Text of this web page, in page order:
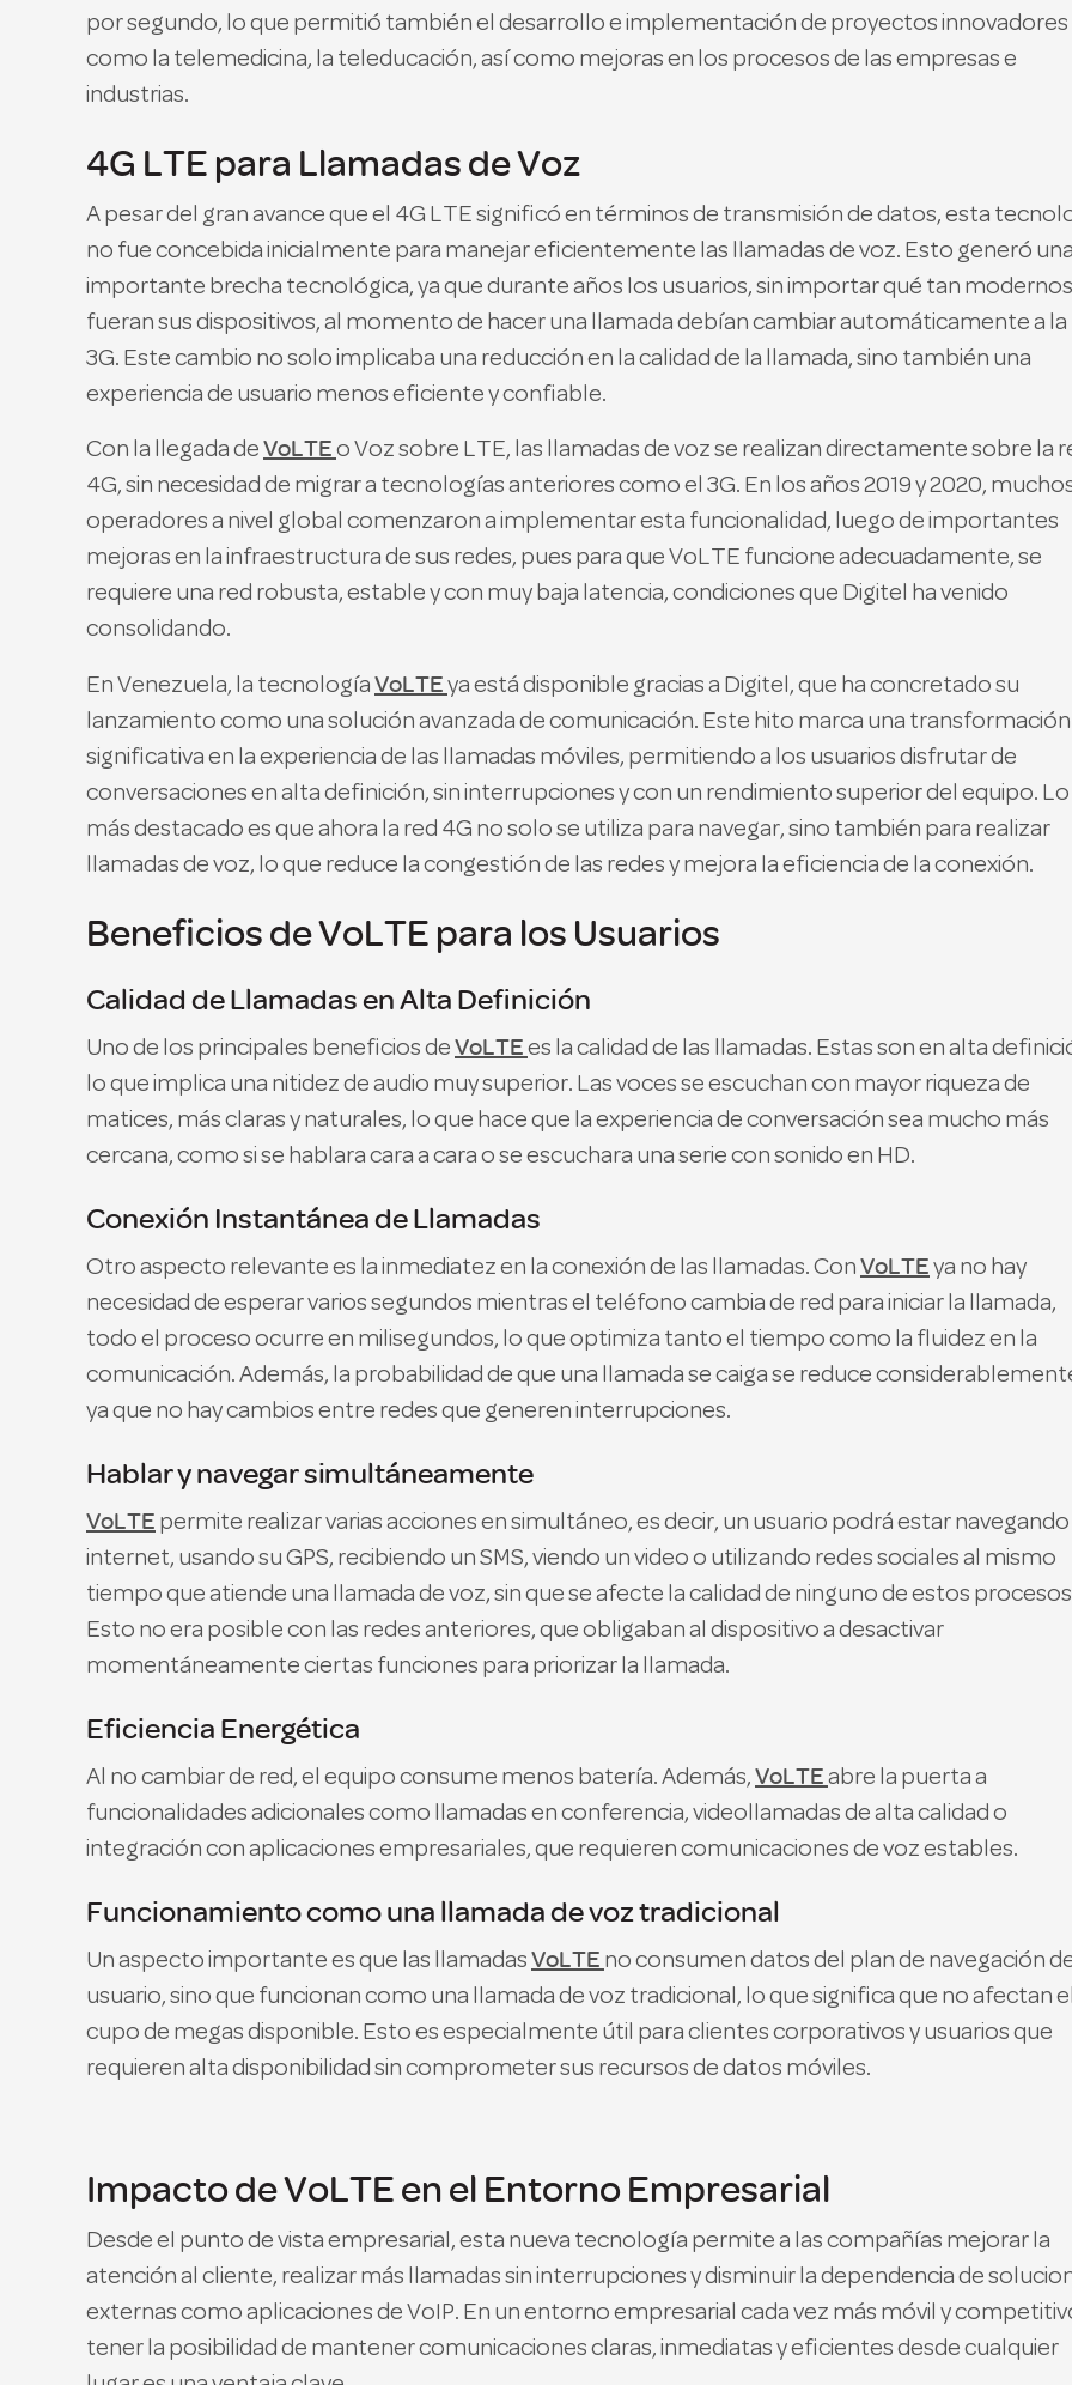
por segundo, lo que permitió también el desarrollo e implementación de proyectos innovadores
como la telemedicina, la teleducación, así como mejoras en los procesos de las empresas e
industrias.
4G LTE para Llamadas de Voz
A pesar del gran avance que el 4G LTE significó en términos de transmisión de datos, esta
no fue concebida inicialmente para manejar eficientemente las llamadas de voz. Esto generó
importante brecha tecnológica, ya que durante años los usuarios, sin importar qué tan modernos
fueran sus dispositivos, al momento de hacer una llamada debían cambiar automáticamente a la
3G. Este cambio no solo implicaba una reducción en la calidad de la llamada, sino también una
experiencia de usuario menos eficiente y confiable.
Con la llegada de VoLTE o Voz sobre LTE, las llamadas de voz se realizan directamente sobre la
4G, sin necesidad de migrar a tecnologías anteriores como el 3G. En los años 2019 y 2020,
operadores a nivel global comenzaron a implementar esta funcionalidad, luego de importantes
mejoras en la infraestructura de sus redes, pues para que VoLTE funcione adecuadamente, se
requiere una red robusta, estable y con muy baja latencia, condiciones que Digitel ha venido
consolidando.
En Venezuela, la tecnología VoLTE ya está disponible gracias a Digitel, que ha concretado su
lanzamiento como una solución avanzada de comunicación. Este hito marca una transformación
significativa en la experiencia de las llamadas móviles, permitiendo a los usuarios disfrutar de
conversaciones en alta definición, sin interrupciones y con un rendimiento superior del equipo. Lo
más destacado es que ahora la red 4G no solo se utiliza para navegar, sino también para realizar
llamadas de voz, lo que reduce la congestión de las redes y mejora la eficiencia de la conexión.
Beneficios de VoLTE para los Usuarios
Calidad de Llamadas en Alta Definición
Uno de los principales beneficios de VoLTE es la calidad de las llamadas. Estas son en alta
lo que implica una nitidez de audio muy superior. Las voces se escuchan con mayor riqueza de
matices, más claras y naturales, lo que hace que la experiencia de conversación sea mucho más
cercana, como si se hablara cara a cara o se escuchara una serie con sonido en HD.
Conexión Instantánea de Llamadas
Otro aspecto relevante es la inmediatez en la conexión de las llamadas. Con VoLTE ya no hay
necesidad de esperar varios segundos mientras el teléfono cambia de red para iniciar la llamada,
todo el proceso ocurre en milisegundos, lo que optimiza tanto el tiempo como la fluidez en la
comunicación. Además, la probabilidad de que una llamada se caiga se reduce
ya que no hay cambios entre redes que generen interrupciones.
Hablar y navegar simultáneamente
VoLTE permite realizar varias acciones en simultáneo, es decir, un usuario podrá estar
internet, usando su GPS, recibiendo un SMS, viendo un video o utilizando redes sociales al mismo
tiempo que atiende una llamada de voz, sin que se afecte la calidad de ninguno de estos
Esto no era posible con las redes anteriores, que obligaban al dispositivo a desactivar
momentáneamente ciertas funciones para priorizar la llamada.
Eficiencia Energética
Al no cambiar de red, el equipo consume menos batería. Además, VoLTE abre la puerta a
funcionalidades adicionales como llamadas en conferencia, videollamadas de alta calidad o
integración con aplicaciones empresariales, que requieren comunicaciones de voz estables.
Funcionamiento como una llamada de voz tradicional
Un aspecto importante es que las llamadas VoLTE no consumen datos del plan de navegación
usuario, sino que funcionan como una llamada de voz tradicional, lo que significa que no afectan
cupo de megas disponible. Esto es especialmente útil para clientes corporativos y usuarios que
requieren alta disponibilidad sin comprometer sus recursos de datos móviles.
Impacto de VoLTE en el Entorno Empresarial
Desde el punto de vista empresarial, esta nueva tecnología permite a las compañías mejorar la
atención al cliente, realizar más llamadas sin interrupciones y disminuir la dependencia de
externas como aplicaciones de VoIP. En un entorno empresarial cada vez más móvil y
tener la posibilidad de mantener comunicaciones claras, inmediatas y eficientes desde cualquier